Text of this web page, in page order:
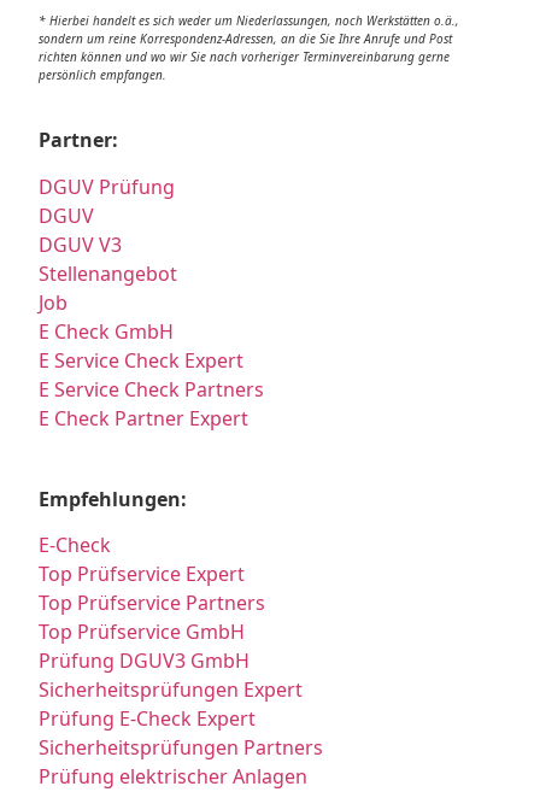
* Hierbei handelt es sich weder um Niederlassungen, noch Werkstätten o.ä.,
sondern um reine Korrespondenz-Adressen, an die Sie Ihre Anrufe und Post
richten können und wo wir Sie nach vorheriger Terminvereinbarung gerne
persönlich empfangen.
Partner:
DGUV Prüfung
DGUV
DGUV V3
Stellenangebot
Job
E Check GmbH
E Service Check Expert
E Service Check Partners
E Check Partner Expert
Empfehlungen:
E-Check
Top Prüfservice Expert
Top Prüfservice Partners
Top Prüfservice GmbH
Prüfung DGUV3 GmbH
Sicherheitsprüfungen Expert
Prüfung E-Check Expert
Sicherheitsprüfungen Partners
Prüfung elektrischer Anlagen